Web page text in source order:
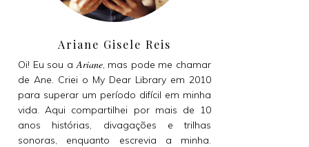
Ariane Gisele Reis
Oi! Eu sou aAriane, mas pode me chamar
de Ane. Criei o My Dear Library em 2010
para superar um período difícil em minha
vida. Aqui compartilhei por mais de 10
anos histórias, divagações e trilhas
sonoras, enquanto escrevia a minha.